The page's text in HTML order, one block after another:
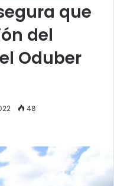
que
del
Oduber
48